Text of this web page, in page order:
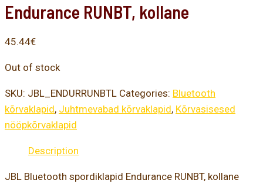
Endurance RUNBT, kollane
45.44€
Out of stock
SKU: JBL_ENDURRUNBTL Categories: Bluetooth
kõrvaklapid, Juhtmevabad kõrvaklapid, Kõrvasisesed
nööpkõrvaklapid
Description
JBL Bluetooth spordiklapid Endurance RUNBT, kollane